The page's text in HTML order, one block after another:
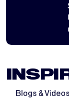
Blogs & Videos